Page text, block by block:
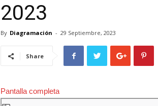
2023
By Diagramación - 29 Septiembre, 2023
Share
Pantalla completa
Saltar